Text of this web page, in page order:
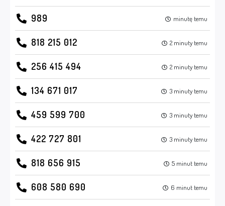
989 minutę temu
818 215 012 2 minuty temu
256 415 494 2 minuty temu
134 671 017 3 minuty temu
459 599 700 3 minuty temu
422 727 801 3 minuty temu
818 656 915 5 minut temu
608 580 690 6 minut temu